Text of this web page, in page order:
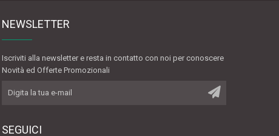
NEWSLETTER
Iscriviti alla newsletter e resta in contatto con noi per conoscere
Novità ed Offerte Promozionali
SEGUICI